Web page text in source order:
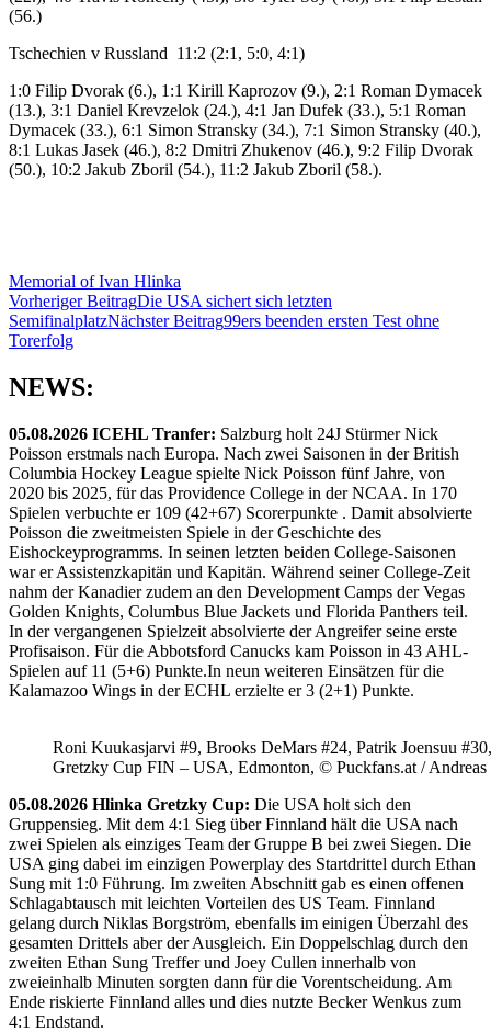
(56.)
Tschechien v Russland 11:2 (2:1, 5:0, 4:1)
1:0 Filip Dvorak (6.), 1:1 Kirill Kaprozov (9.), 2:1 Roman Dymacek
(13.), 3:1 Daniel Krevzelok (24.), 4:1 Jan Dufek (33.), 5:1 Roman
Dymacek (33.), 6:1 Simon Stransky (34.), 7:1 Simon Stransky (40.),
8:1 Lukas Jasek (46.), 8:2 Dmitri Zhukenov (46.), 9:2 Filip Dvorak
(50.), 10:2 Jakub Zboril (54.), 11:2 Jakub Zboril (58.).
Memorial of Ivan Hlinka
Beitragsnavigation
Vorheriger BeitragDie USA sichert sich letzten
SemifinalplatzNächster Beitrag99ers beenden ersten Test ohne
Torerfolg
NEWS:
05.08.2026 ICEHL Tranfer: Salzburg holt 24J Stürmer Nick
Poisson erstmals nach Europa. Nach zwei Saisonen in der British
Columbia Hockey League spielte Nick Poisson fünf Jahre, von
2020 bis 2025, für das Providence College in der NCAA. In 170
Spielen verbuchte er 109 (42+67) Scorerpunkte . Damit absolvierte
Poisson die zweitmeisten Spiele in der Geschichte des
Eishockeyprogramms. In seinen letzten beiden College-Saisonen
war er Assistenzkapitän und Kapitän. Während seiner College-Zeit
nahm der Kanadier zudem an den Development Camps der Vegas
Golden Knights, Columbus Blue Jackets und Florida Panthers teil.
In der vergangenen Spielzeit absolvierte der Angreifer seine erste
Profisaison. Für die Abbotsford Canucks kam Poisson in 43 AHL-
Spielen auf 11 (5+6) Punkte.In neun weiteren Einsätzen für die
Kalamazoo Wings in der ECHL erzielte er 3 (2+1) Punkte.
Roni Kuukasjarvi #9, Brooks DeMars #24, Patrik Joensuu
Gretzky Cup FIN – USA, Edmonton, © Puckfans.at / Andreas
05.08.2026 Hlinka Gretzky Cup: Die USA holt sich den
Gruppensieg. Mit dem 4:1 Sieg über Finnland hält die USA nach
zwei Spielen als einziges Team der Gruppe B bei zwei Siegen. Die
USA ging dabei im einzigen Powerplay des Startdrittel durch Ethan
Sung mit 1:0 Führung. Im zweiten Abschnitt gab es einen offenen
Schlagabtausch mit leichten Vorteilen des US Team. Finnland
gelang durch Niklas Borgström, ebenfalls im einigen Überzahl des
gesamten Drittels aber der Ausgleich. Ein Doppelschlag durch den
zweiten Ethan Sung Treffer und Joey Cullen innerhalb von
zweieinhalb Minuten sorgten dann für die Vorentscheidung. Am
Ende riskierte Finnland alles und dies nutzte Becker Wenkus zum
4:1 Endstand.